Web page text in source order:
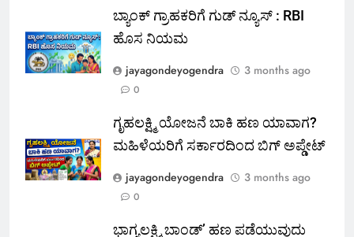
ಬ್ಯಾಂಕ್ ಗ್ರಾಹಕರಿಗೆ ಗುಡ್ ನ್ಯೂಸ್ : RBI
ಹೊಸ ನಿಯಮ
jayagondeyogendra
3 months ago
0
ಗೃಹಲಕ್ಷ್ಮಿ ಯೋಜನೆ ಬಾಕಿ ಹಣ ಯಾವಾಗ?
ಮಹಿಳೆಯರಿಗೆ ಸರ್ಕಾರದಿಂದ ಬಿಗ್ ಅಪ್ಡೇಟ್
jayagondeyogendra
3 months ago
0
ಭಾಗ್ಯಲಕ್ಷ್ಮಿ ಬಾಂಡ್’ ಹಣ ಪಡೆಯುವುದು